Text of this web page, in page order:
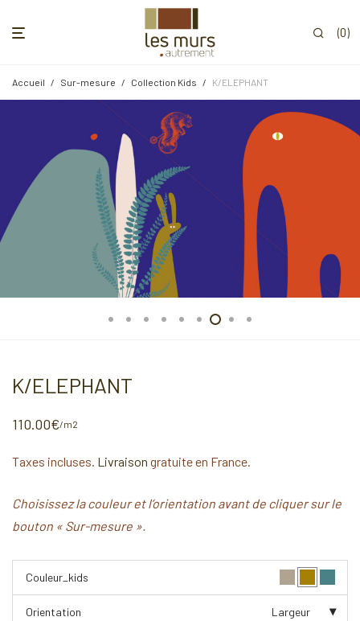
0
Accueil / Sur-mesure / Collection Kids / K/ELEPHANT
K/ELEPHANT
110.00€/m2
Taxes incluses. Livraison gratuite en France.
Choisissez la couleur et l’orientation avant de cliquer sur le
bouton « Sur-mesure ».
Couleur_kids
Orientation Largeur